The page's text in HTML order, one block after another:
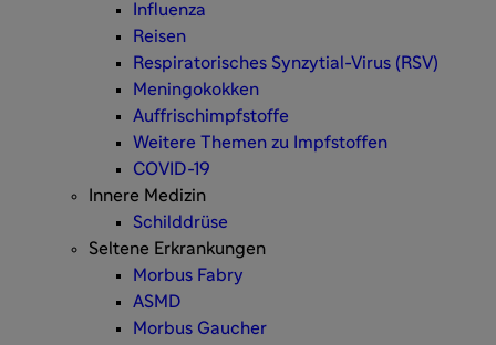
Influenza
Reisen
Respiratorisches Synzytial-Virus (RSV)
Meningokokken
Auffrischimpfstoffe
Weitere Themen zu Impfstoffen
COVID-19
Innere Medizin
Schilddrüse
Seltene Erkrankungen
Morbus Fabry
ASMD
Morbus Gaucher